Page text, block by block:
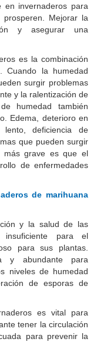
en invernaderos para
Mejorar la
y asegurar una
es la combinación
Cuando la humedad
surgir problemas
y la ralentización de
humedad también
Edema, deterioro en
deficiencia de
que pueden surgir
más grave es que el
de enfermedades
de marihuana
y la salud de las
insuficiente para el
para sus plantas.
y abundante para
niveles de humedad
de esporas de
es vital para
tener la circulación
para prevenir la